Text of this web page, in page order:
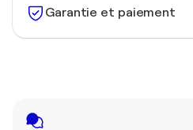
Garantie et paiement